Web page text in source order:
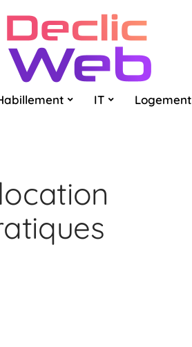
IT Logement